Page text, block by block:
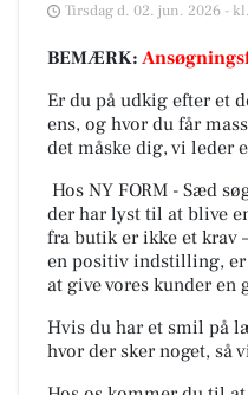
Tirsdag d. 02. jun. 2026 -
BEMÆRK:
Er du på udkig efter et
ens, og hvor du får
det måske dig, vi leder
Hos NY FORM - Sæd
der har lyst til at blive
fra butik er ikke et krav
en positiv indstilling,
at give vores kunder en
Hvis du har et smil på
hvor der sker noget, så